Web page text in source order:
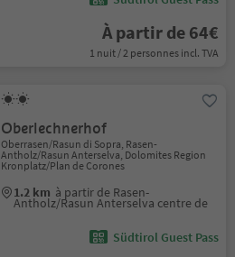
À partir de 64€
1 nuit / 2 personnes incl. TVA
Oberlechnerhof
Oberrasen/Rasun di Sopra, Rasen-
Antholz/Rasun Anterselva, Dolomites Region
Kronplatz/Plan de Corones
1.2 km à partir de Rasen-
Antholz/Rasun Anterselva centre de
Südtirol Guest Pass